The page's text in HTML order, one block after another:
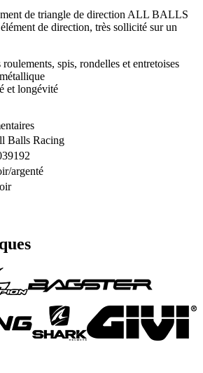
de triangle de direction ALL BALLS
de direction, très sollicité sur un
spis, rondelles et entretoises
et longévité
Balls Racing
argenté